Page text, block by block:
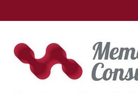
para
conteúdo